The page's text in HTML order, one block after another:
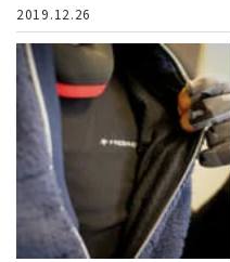
2019.12.26